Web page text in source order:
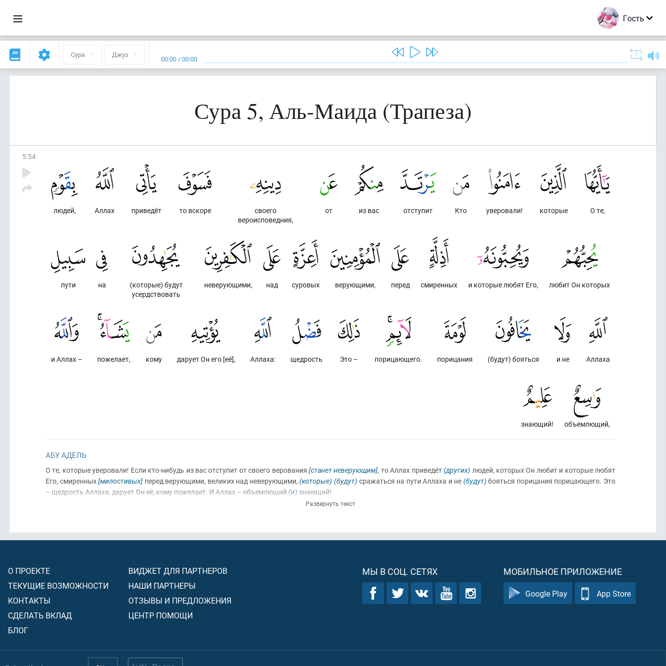
Гость
Сура Джуз 00:00 /00:00
Сура 5, Аль-Маида (Трапеза)
5:54
О те,
которые
уверовали!
Кто
отступит
из вас
от
своего
вероисповедния,
то вскоре
приведёт
Аллах
людей,
любит Он которых
и которые любят Его,
смиренных
перед
верующими,
суровых
над
неверующими,
(которые) будут
усердствовать
на
пути
Аллаха
и не
(будут) бояться
порицания
порицающего.
Это –
щедрость
Аллаха:
дарует Он его [её],
кому
пожелает,
и Аллах –
объемлющий,
знающий!
АБУ АДЕЛЬ
О те, которые уверовали! Если кто-нибудь из вас отступит от своего верования [станет неверующим], то Аллах приведёт(других) людей, которых Он любит и которые любят
Его, смиренных[милостивых] перед верующими, великих над неверующими,(которые) (будут) сражаться на пути Аллаха и не (будут) бояться порицания порицающего. Это
– щедрость Аллаха, дарует Он её, кому пожелает. И Аллах – объемлющий (и) знающий!
Развернуть текст
О ПРОЕКТЕ
ТЕКУЩИЕ ВОЗМОЖНОСТИ
КОНТАКТЫ
СДЕЛАТЬ ВКЛАД
БЛОГ
ВИДЖЕТ ДЛЯ ПАРТНЕРОВ
НАШИ ПАРТНЕРЫ
ОТЗЫВЫ И ПРЕДЛОЖЕНИЯ
ЦЕНТР ПОМОЩИ
МЫ В СОЦ. СЕТЯХ МОБИЛЬНОЕ ПРИЛОЖЕНИЕ
Google Play App Store